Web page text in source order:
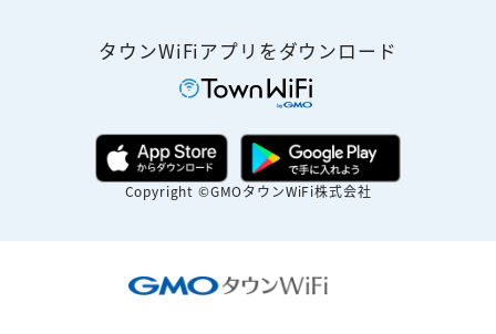
タウンWiFiアプリをダウンロード
Copyright ©GMOタウンWiFi株式会社